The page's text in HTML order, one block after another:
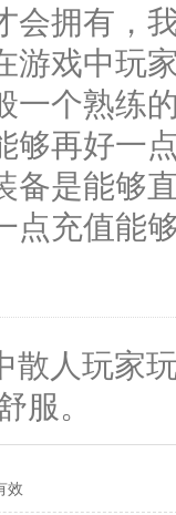
会拥有，
游戏中玩
一个熟练
够再好一
备是能够
点充值能
散人玩家
服。
效